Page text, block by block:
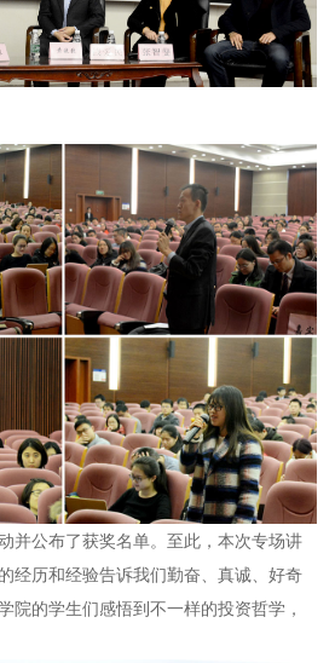
并公布了获奖名单。至此，本次专场讲
经历和经验告诉我们勤奋、真诚、好奇
院的学生们感悟到不一样的投资哲学，